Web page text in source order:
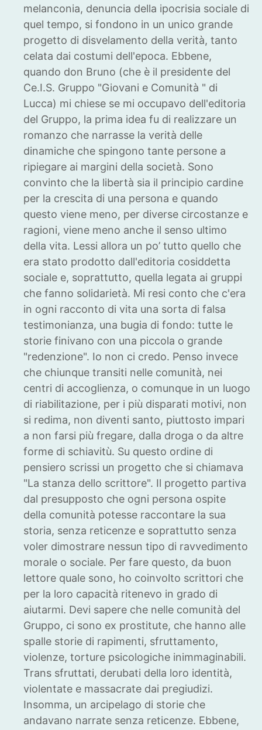
melanconia, denuncia della ipocrisia sociale di
quel tempo, si fondono in un unico grande
progetto di disvelamento della verità, tanto
celata dai costumi dell'epoca. Ebbene,
quando don Bruno (che è il presidente del
Ce.I.S. Gruppo "Giovani e Comunità " di
Lucca) mi chiese se mi occupavo dell'editoria
del Gruppo, la prima idea fu di realizzare un
romanzo che narrasse la verità delle
dinamiche che spingono tante persone a
ripiegare ai margini della società. Sono
convinto che la libertà sia il principio cardine
per la crescita di una persona e quando
questo viene meno, per diverse circostanze e
ragioni, viene meno anche il senso ultimo
della vita. Lessi allora un po’ tutto quello che
era stato prodotto dall'editoria cosiddetta
sociale e, soprattutto, quella legata ai gruppi
che fanno solidarietà. Mi resi conto che c'era
in ogni racconto di vita una sorta di falsa
testimonianza, una bugia di fondo: tutte le
storie finivano con una piccola o grande
"redenzione". Io non ci credo. Penso invece
che chiunque transiti nelle comunità, nei
centri di accoglienza, o comunque in un luogo
di riabilitazione, per i più disparati motivi, non
si redima, non diventi santo, piuttosto impari
a non farsi più fregare, dalla droga o da altre
forme di schiavitù. Su questo ordine di
pensiero scrissi un progetto che si chiamava
"La stanza dello scrittore". Il progetto partiva
dal presupposto che ogni persona ospite
della comunità potesse raccontare la sua
storia, senza reticenze e soprattutto senza
voler dimostrare nessun tipo di ravvedimento
morale o sociale. Per fare questo, da buon
lettore quale sono, ho coinvolto scrittori che
per la loro capacità ritenevo in grado di
aiutarmi. Devi sapere che nelle comunità del
Gruppo, ci sono ex prostitute, che hanno alle
spalle storie di rapimenti, sfruttamento,
violenze, torture psicologiche inimmaginabili.
Trans sfruttati, derubati della loro identità,
violentate e massacrate dai pregiudizi.
Insomma, un arcipelago di storie che
andavano narrate senza reticenze. Ebbene,